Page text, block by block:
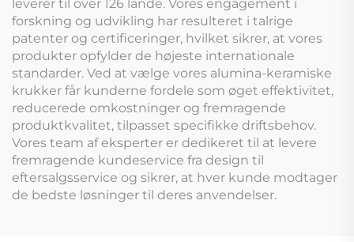
leverer til over 126 lande. Vores engagement i
forskning og udvikling har resulteret i talrige
patenter og certificeringer, hvilket sikrer, at vores
produkter opfylder de højeste internationale
standarder. Ved at vælge vores alumina-keramiske
krukker får kunderne fordele som øget effektivitet,
reducerede omkostninger og fremragende
produktkvalitet, tilpasset specifikke driftsbehov.
Vores team af eksperter er dedikeret til at levere
fremragende kundeservice fra design til
eftersalgsservice og sikrer, at hver kunde modtager
de bedste løsninger til deres anvendelser.